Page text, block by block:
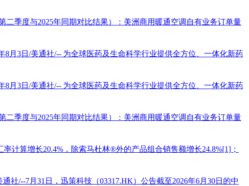
二季度与2025年同期对比结果）：美洲商用暖通空调自有业务订单量
年8月3日/美通社/-- 为全球医药及生命科学行业提供全方位、一体化新药
年8月3日/美通社/-- 为全球医药及生命科学行业提供全方位、一体化新药
二季度与2025年同期对比结果）：美洲商用暖通空调自有业务订单量
计算增长20.4%，除索马杜林®外的产品组合销售额增长24.8%[1]；
通社/--7月31日，迅策科技（03317.HK）公告截至2026年6月30日的中